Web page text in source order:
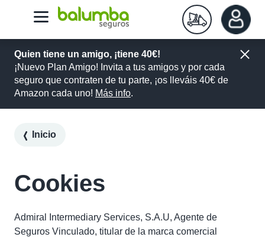
Quien tiene un amigo, ¡tiene 40€!
¡Nuevo Plan Amigo! Invita a tus amigos y por cada
seguro que contraten de tu parte, ¡os lleváis 40€ de
Amazon cada uno! Más info.
Inicio
Cookies
Admiral Intermediary Services, S.A.U, Agente de
Seguros Vinculado, titular de la marca comercial